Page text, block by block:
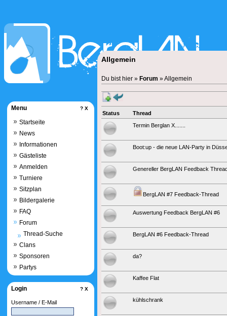
Allgemein
Du bist hier » Forum » Allgemein
Status
Thread
Termin Berglan X.......
Boot:up - die neue LAN-Party in
Genereller BergLAN Feedback
BergLAN #7 Feedback-Thread
Auswertung Feedback BergLAN #6
BergLAN #6 Feedback-Thread
da?
Kaffee Flat
kühlschrank
Menu ? X
Startseite
News
Informationen
Gästeliste
Anmelden
Turniere
Sitzplan
Bildergalerie
FAQ
Forum
Thread-Suche
Clans
Sponsoren
Partys
Login ? X
Username / E-Mail